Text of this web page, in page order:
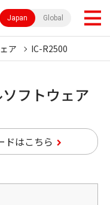
Japan Global
ア IC-R2500
フトウェア
ドはこちら